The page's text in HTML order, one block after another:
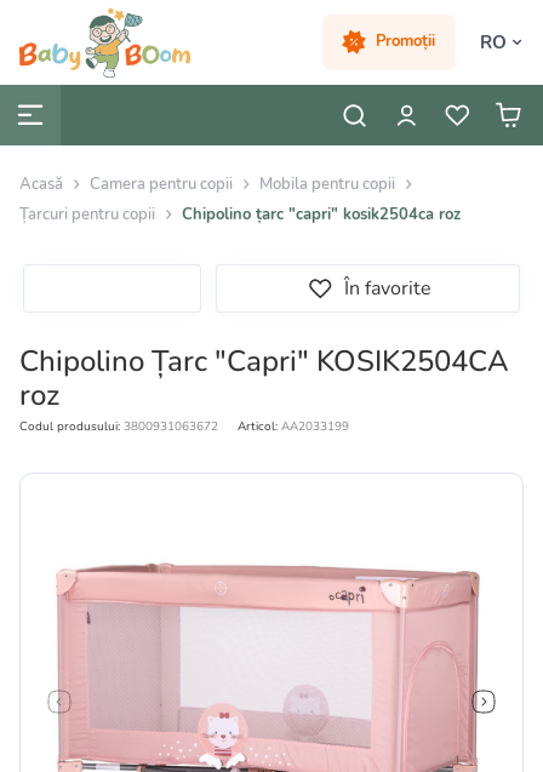
Promoții RO
Acasă Camera pentru copii
Mobila pentru copii
Țarcuri pentru copii
Chipolino țarc "capri" kosik2504ca roz
În favorite
Chipolino Țarc "Capri" KOSIK2504CA
roz
Codul produsului: 3800931063672 Articol: AA2033199